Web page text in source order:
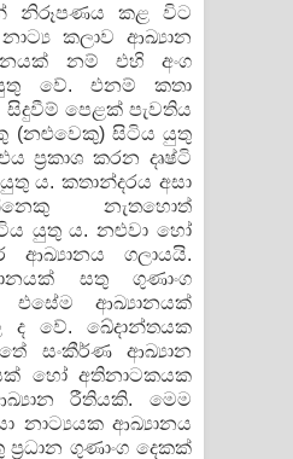
නිරූපණය කළ විට
කලාව ආඛ්‍යාන
නම් එහි අංග
වේ. එනම් කතා
පෙළක් පැවතිය
(නළුවෙකු) සිටිය යුතු
ප්‍රකාශ කරන දෘෂ්ටි
ය. කතාන්දරය අසා
නැතහොත්
යුතු ය. නළුවා හෝ
ආඛ්‍යානය ගලායයි.
සතු ගුණාංග
එසේම ආඛ්‍යානයක්
ද වේ. ඛේදාන්තයක
සංකීර්ණ ආඛ්‍යාන
හෝ අතිනාටකයක
රීතියකි. මෙම
නාට්‍යයක ආඛ්‍යානය
ගුණාංග දෙකක්